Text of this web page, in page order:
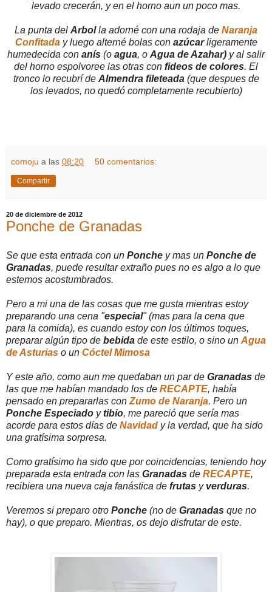
levado crecerán, y en el horno aun un poco mas.
La punta del Arbolla adorné con una rodaja de Naranja
Confitaday luego alterné bolas con azúcarligeramente
humedecida con anís (o agua, o Agua de Azahar) y al salir
del horno espolvoree las otras con fideos de colores. El
tronco lo recubrí de Almendra fileteada(que despues de
los levados, no quedó completamente recubierto)
comoju a las 08:20 50 comentarios:
Compartir
20 de diciembre de 2012
Ponche de Granadas
Se que esta entrada con un Ponche y mas un Ponche de
Granadas, puede resultar extraño pues no es algo a lo que
estemos acostumbrados.
Pero a mi una de las cosas que me gusta mientras estoy
preparando una cena "especial" (mas para la cena que
para la comida), es cuando estoy con los últimos toques,
preparar algún tipo de bebida de este estilo, o sino un Agua
de Asturias o un Cóctel Mimosa
Y este año, como aun me quedaban un par de Granadas de
las que me habían mandado los de RECAPTE, había
pensado en prepararlas con Zumo de Naranja. Pero un
Ponche Especiado ytibio, me pareció que sería mas
acorde para estos días de Navidad y la verdad, que ha sido
una gratísima sorpresa.
Como gratísimo ha sido que por coincidencias, teniendo hoy
preparada esta entrada con las Granadas de RECAPTE,
recibiera una nueva caja fanástica de frutas y verduras.
Veremos si preparo otro Ponche (no de Granadas que no
hay), o que preparo. Mientras, os dejo disfrutar de este.